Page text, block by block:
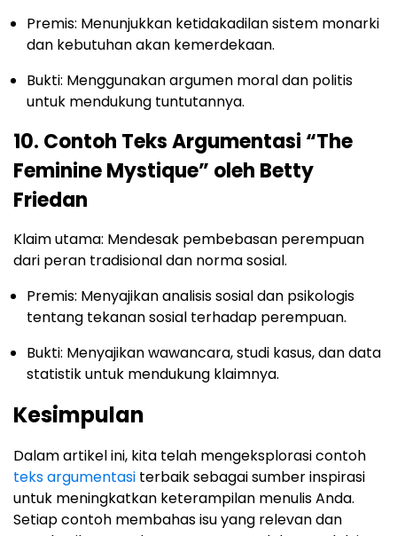
Premis: Menunjukkan ketidakadilan sistem monarki
dan kebutuhan akan kemerdekaan.
Bukti: Menggunakan argumen moral dan politis
untuk mendukung tuntutannya.
10. Contoh Teks Argumentasi “The
Feminine Mystique” oleh Betty
Friedan
Klaim utama: Mendesak pembebasan perempuan
dari peran tradisional dan norma sosial.
Premis: Menyajikan analisis sosial dan psikologis
tentang tekanan sosial terhadap perempuan.
Bukti: Menyajikan wawancara, studi kasus, dan data
statistik untuk mendukung klaimnya.
Kesimpulan
Dalam artikel ini, kita telah mengeksplorasi contoh
teks argumentasi terbaik sebagai sumber inspirasi
untuk meningkatkan keterampilan menulis Anda.
Setiap contoh membahas isu yang relevan dan